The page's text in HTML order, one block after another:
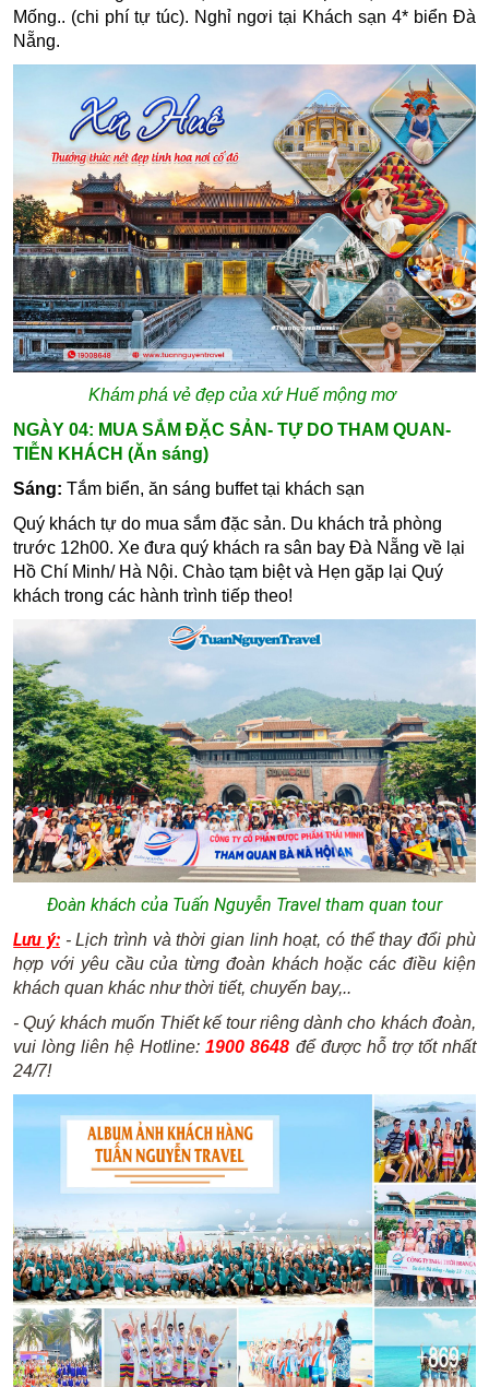
Mống.. (chi phí tự túc)​. Nghỉ ngơi tại Khách sạn 4* biển Đà
Nẵng.
Khám phá vẻ đẹp của xứ Huế mộng mơ
NGÀY 04: MUA SẮM ĐẶC SẢN- TỰ DO THAM QUAN-
TIỄN KHÁCH (Ăn sáng)
Sáng: Tắm biển, ăn sáng buffet tại khách sạn
Quý khách tự do mua sắm đặc sản. Du khách trả phòng
trước 12h00. Xe đưa quý khách ra sân bay Đà Nẵng về lại
Hồ Chí Minh/ Hà Nội. Chào tạm biệt và Hẹn gặp lại Quý
khách trong các hành trình tiếp theo!
Đoàn khách của Tuấn Nguyễn Travel tham quan tour
Lưu ý: - Lịch trình và thời gian linh hoạt, có thể thay đổi phù
hợp với yêu cầu của từng đoàn khách hoặc các điều kiện
khách quan khác như thời tiết, chuyến bay,..
- Quý khách muốn Thiết kế tour riêng dành cho khách đoàn,
vui lòng liên hệ Hotline:1900 8648 để được hỗ trợ tốt nhất
24/7!